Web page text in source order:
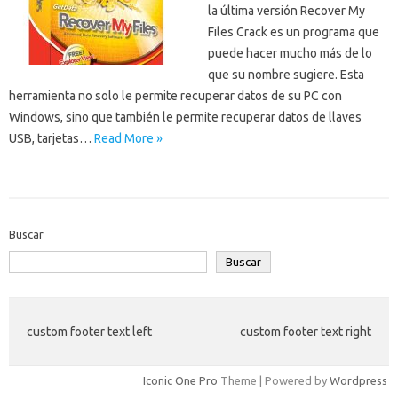
la última versión Recover My
Files Crack es un programa que
puede hacer mucho más de lo
que su nombre sugiere. Esta
herramienta no solo le permite recuperar datos de su PC con
Windows, sino que también le permite recuperar datos de llaves
USB, tarjetas… Read More »
Buscar
Buscar
custom footer text left custom footer text right
Iconic One Pro Theme | Powered by Wordpress